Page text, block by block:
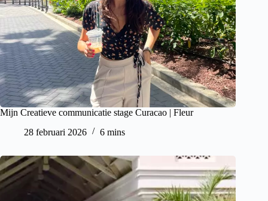
Mijn Creatieve communicatie stage Curacao | Fleur
28 februari 2026
6 mins